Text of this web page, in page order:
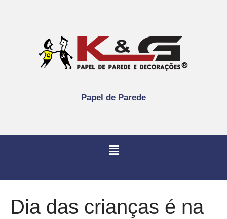
Papel de Parede
Dia das crianças é na